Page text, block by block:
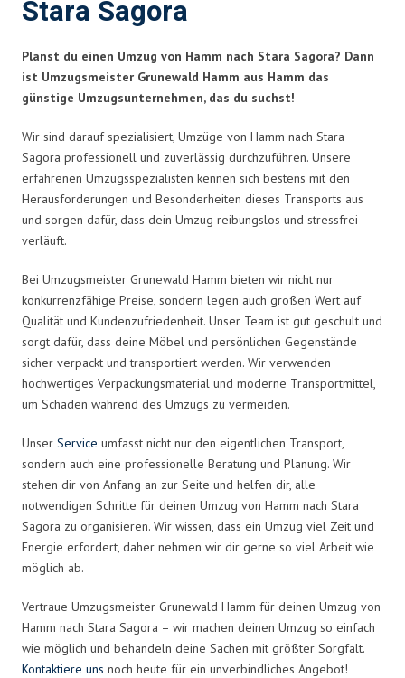
Stara Sagora
Planst du einen Umzug von Hamm nach Stara Sagora? Dann
ist Umzugsmeister Grunewald Hamm aus Hamm das
günstige Umzugsunternehmen, das du suchst!
Wir sind darauf spezialisiert, Umzüge von Hamm nach Stara
Sagora professionell und zuverlässig durchzuführen. Unsere
erfahrenen Umzugsspezialisten kennen sich bestens mit den
Herausforderungen und Besonderheiten dieses Transports aus
und sorgen dafür, dass dein Umzug reibungslos und stressfrei
verläuft.
Bei Umzugsmeister Grunewald Hamm bieten wir nicht nur
konkurrenzfähige Preise, sondern legen auch großen Wert auf
Qualität und Kundenzufriedenheit. Unser Team ist gut geschult und
sorgt dafür, dass deine Möbel und persönlichen Gegenstände
sicher verpackt und transportiert werden. Wir verwenden
hochwertiges Verpackungsmaterial und moderne Transportmittel,
um Schäden während des Umzugs zu vermeiden.
Unser Service umfasst nicht nur den eigentlichen Transport,
sondern auch eine professionelle Beratung und Planung. Wir
stehen dir von Anfang an zur Seite und helfen dir, alle
notwendigen Schritte für deinen Umzug von Hamm nach Stara
Sagora zu organisieren. Wir wissen, dass ein Umzug viel Zeit und
Energie erfordert, daher nehmen wir dir gerne so viel Arbeit wie
möglich ab.
Vertraue Umzugsmeister Grunewald Hamm für deinen Umzug von
Hamm nach Stara Sagora – wir machen deinen Umzug so einfach
wie möglich und behandeln deine Sachen mit größter Sorgfalt.
Kontaktiere uns noch heute für ein unverbindliches Angebot!